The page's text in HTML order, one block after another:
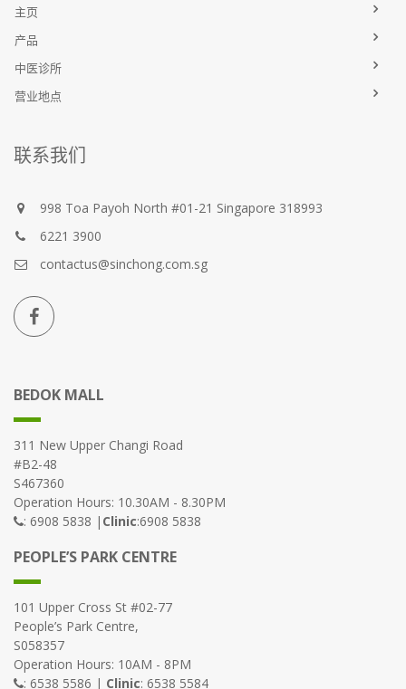
主页
产品
中医诊所
营业地点
联系我们
998 Toa Payoh North #01-21 Singapore 318993
6221 3900
contactus@sinchong.com.sg
BEDOK MALL
311 New Upper Changi Road
#B2-48
S467360
Operation Hours: 10.30AM - 8.30PM
: 6908 5838 | Clinic:6908 5838
PEOPLE’S PARK CENTRE
101 Upper Cross St #02-77
People’s Park Centre,
S058357
Operation Hours: 10AM - 8PM
: 6538 5586 | Clinic: 6538 5584